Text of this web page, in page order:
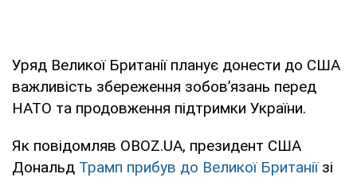
Уряд Великої Британії планує донести до США
важливість збереження зобов’язань перед
НАТО та продовження підтримки України.
Як повідомляв OBOZ.UA, президент США
Дональд Трамп прибув до Великої Британіїзі